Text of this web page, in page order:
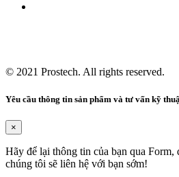
© 2021 Prostech. All rights reserved.
Yêu cầu thông tin sản phẩm và tư vấn kỹ
×
Hãy để lại thông tin của bạn qua Form,
chúng tôi sẽ liên hệ với bạn sớm!